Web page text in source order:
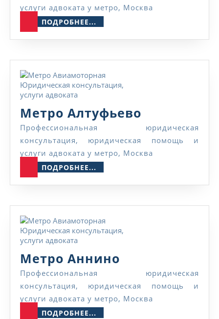
услуги адвоката у метро, Москва
ПОДРОБНЕЕ...
Метро Алтуфьево
Алтуфьево
Профессиональная юридическая
консультация, юридическая помощь и
услуги адвоката у метро, Москва
ПОДРОБНЕЕ...
Метро Аннино
Аннино
Профессиональная юридическая
консультация, юридическая помощь и
услуги адвоката у метро, Москва
ПОДРОБНЕЕ...